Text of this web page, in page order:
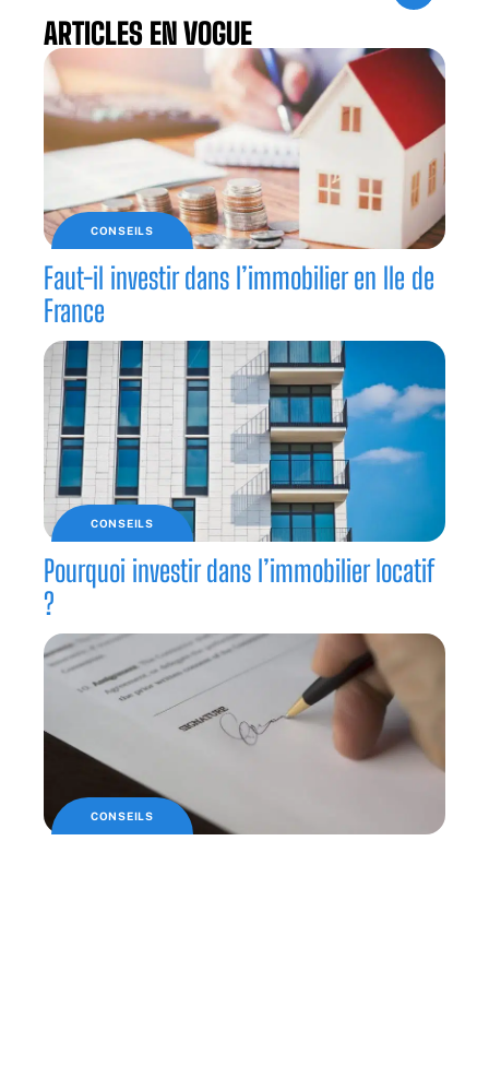
ARTICLES EN VOGUE
CONSEILS
Faut-il investir dans l’immobilier en Ile de
France
CONSEILS
Pourquoi investir dans l’immobilier locatif
?
CONSEILS